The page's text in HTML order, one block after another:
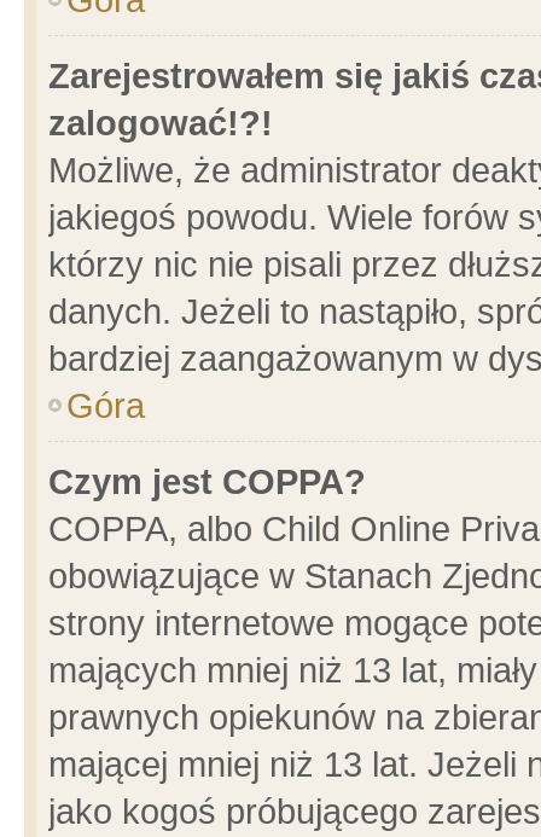
Zarejestrowałem się jakiś
zalogować!?!
Możliwe, że administrator
jakiegoś powodu. Wiele forów
którzy nic nie pisali przez
danych. Jeżeli to nastąpiło,
bardziej zaangażowanym w
Góra
Czym jest COPPA?
COPPA, albo Child Online
obowiązujące w Stanach
strony internetowe mogące
mających mniej niż 13 lat,
prawnych opiekunów na
mającej mniej niż 13 lat. Jeżeli
jako kogoś próbującego